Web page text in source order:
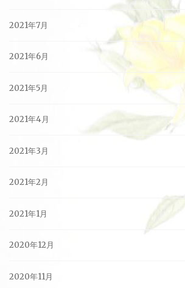
2021年7月
2021年6月
2021年5月
2021年4月
2021年3月
2021年2月
2021年1月
2020年12月
2020年11月